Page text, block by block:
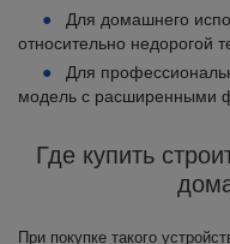
Для домашнего
относительно недорогой
Для
модель с расширенными
Где купить
При покупке такого